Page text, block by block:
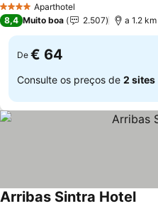
4 EstrelasAparthotel
8,4 Muito boa 2.507 a 1.2
De € 64
Consulte os preços de 2 sites
Arribas Sintra Hotel